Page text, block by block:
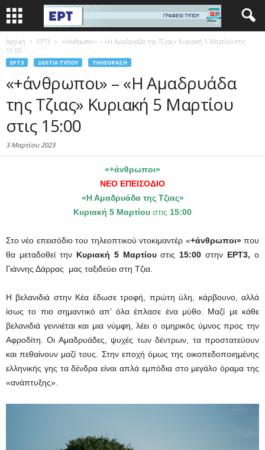
Αρχική EΡΤ3
«+άνθρωποι» – «Η Αμαδρυάδα της Τζιας» Κυριακή 5 Μαρτίου στις
15:00
EΡΤ3 ΔΕΛΤΊΑ ΤΎΠΟΥ ΤΗΛΕΌΡΑΣΗ
«+άνθρωποι» – «Η Αμαδρυάδα
της Τζιας» Κυριακή 5 Μαρτίου
στις 15:00
3 Μαρτίου 2023
«+άνθρωποι»
ΝΕΟ ΕΠΕΙΣΟΔΙΟ
«Η Αμαδρυάδα της Τζιας»
Κυριακή 5 Μαρτίου στις 15:00
Στο νέο επεισόδιο του τηλεοπτικού ντοκιμαντέρ «+άνθρωποι»που
θα μεταδοθεί τηνΚυριακή 5 Μαρτίουστις 15:00 στην ΕΡΤ3,ο
Γιάννης Δάρρας
μας ταξιδεύει στη Τζια.
Η βελανιδιά στην Κέα έδωσε τροφή, πρώτη ύλη, κάρβουνο, αλλά
ίσως το πιο σημαντικό απ’ όλα έπλασε ένα μύθο. Μαζί με κάθε
βελανιδιά γεννιέται και μια νύμφη, λέει ο ομηρικός ύμνος προς την
Αφροδίτη. Οι Αμαδρυάδες, ψυχές των δέντρων, τα προστατεύουν
και πεθαίνουν μαζί τους. Στην εποχή όμως της οικοπεδοποιημένης
ελληνικής γης τα δένδρα είναι απλά εμπόδια στο μεγάλο όραμα της
«ανάπτυξης».